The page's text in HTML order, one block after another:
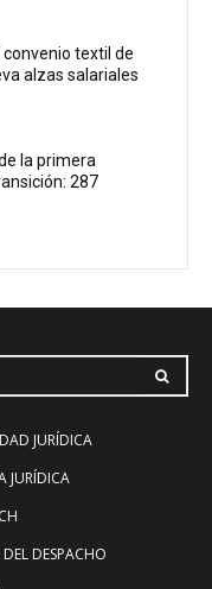
convenio textil de
alzas salariales
la primera
287
JURÍDICA
JURÍDICA
DESPACHO